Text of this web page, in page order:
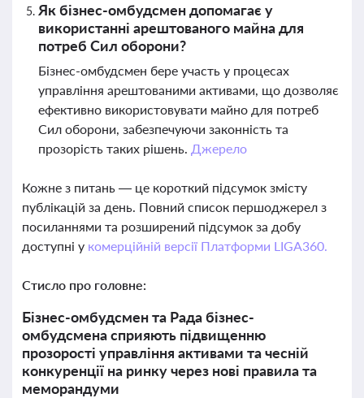
Як бізнес-омбудсмен допомагає у
використанні арештованого майна для
потреб Сил оборони?
Бізнес-омбудсмен бере участь у процесах
управління арештованими активами, що дозволяє
ефективно використовувати майно для потреб
Сил оборони, забезпечуючи законність та
прозорість таких рішень. Джерело
Кожне з питань — це короткий підсумок змісту
публікацій за день. Повний список першоджерел з
посиланнями та розширений підсумок за добу
доступні у комерційній версії Платформи LIGA360.
Стисло про головне:
Бізнес-омбудсмен та Рада бізнес-
омбудсмена сприяють підвищенню
прозорості управління активами та чесній
конкуренції на ринку через нові правила та
меморандуми